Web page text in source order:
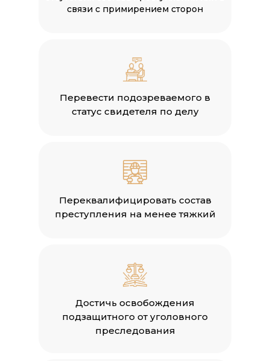
связи с примирением сторон
Перевести подозреваемого в
статус свидетеля по делу
Переквалифицировать состав
преступления на менее тяжкий
Достичь освобождения
подзащитного от уголовного
преследования